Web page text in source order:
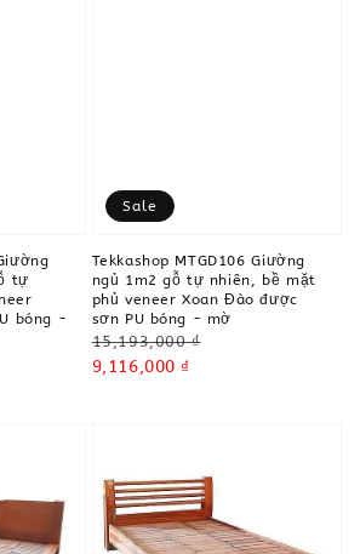
tự
bóng -
Sale
Tekkashop MTGD106 Giường
ngủ 1m2 gỗ tự nhiên, bề mặt
phủ veneer Xoan Đào được
sơn PU bóng - mờ
Regular
price
15,193,000 ₫
Sale
9,116,000 ₫